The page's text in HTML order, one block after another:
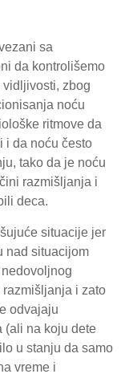
sa
da kontrolišemo
zbog
noću
ritmove da
i da noću često
tako da je noću
razmišljanja i
deca.
situacije jer
nad situacijom
i zato
odvajaju
(ali na koju dete
u stanju da samo
vreme i